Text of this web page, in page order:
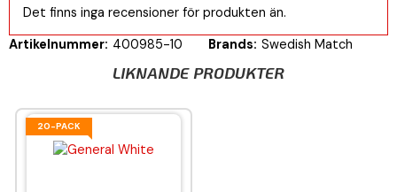
Det finns inga recensioner för produkten än.
Artikelnummer: 400985-10 Brands: Swedish Match
LIKNANDE PRODUKTER
20-PACK